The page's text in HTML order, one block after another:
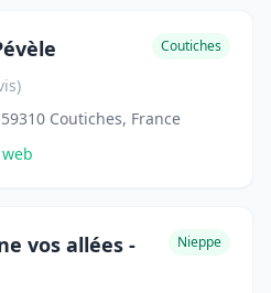
Coutiches
Coutiches, France
vos allées -
Nieppe